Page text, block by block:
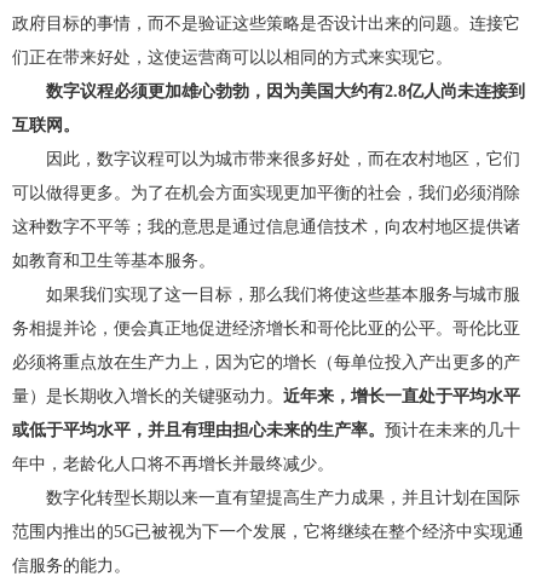
政府目标的事情，而不是验证这些策略是否设计出来的问题。连接它
们正在带来好处，这使运营商可以以相同的方式来实现它。
数字议程必须更加雄心勃勃，因为美国大约有2.8亿人尚未连接到
互联网。
因此，数字议程可以为城市带来很多好处，而在农村地区，它们
可以做得更多。为了在机会方面实现更加平衡的社会，我们必须消除
这种数字不平等；我的意思是通过信息通信技术，向农村地区提供诸
如教育和卫生等基本服务。
如果我们实现了这一目标，那么我们将使这些基本服务与城市服
务相提并论，便会真正地促进经济增长和哥伦比亚的公平。哥伦比亚
必须将重点放在生产力上，因为它的增长（每单位投入产出更多的产
量）是长期收入增长的关键驱动力。 近年来，增长一直处于平均水平
或低于平均水平，并且有理由担心未来的生产率。 预计在未来的几十
年中，老龄化人口将不再增长并最终减少。
数字化转型长期以来一直有望提高生产力成果，并且计划在国际
范围内推出的5G已被视为下一个发展，它将继续在整个经济中实现通
信服务的能力。